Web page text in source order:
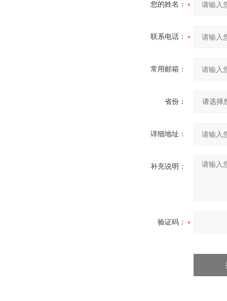
您的姓名：
联系电话：
常用邮箱：
省份：
详细地址：
补充说明：
验证码：